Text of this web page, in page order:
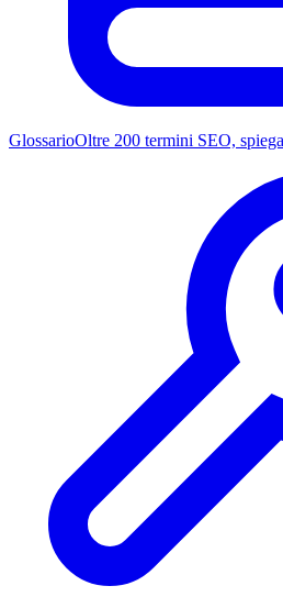
GlossarioOltre 200 termini SEO,